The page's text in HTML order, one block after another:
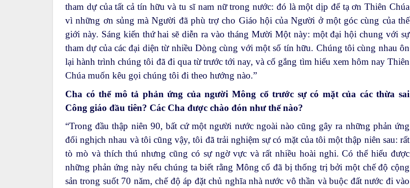
tham dự của tất cả tín hữu và tu sĩ nam nữ trong nước: đó là một dịp để tạ ơn Thiên Chúa
vì những ơn sủng mà Người đã phù trợ cho Giáo hội của Người ở một góc cùng của thế
giới này. Sáng kiến thứ hai sẽ diễn ra vào tháng Mười Một này: một đại hội chung với sự
tham dự của các đại diện từ nhiều Dòng cùng với một số tín hữu. Chúng tôi cùng nhau ôn
lại hành trình chúng tôi đã đi qua từ trước tới nay, và cố gắng tìm hiểu xem hôm nay Thiên
Chúa muốn kêu gọi chúng tôi đi theo hướng nào.”
Cha có thể mô tả phản ứng của người Mông cổ trước sự có mặt của các thừa sai
Công giáo đầu tiên? Các Cha được chào đón như thế nào?
“Trong đầu thập niên 90, bất cứ một người nước ngoài nào cũng gây ra những phản ứng
đối nghịch nhau và tôi cũng vậy, tôi đã trải nghiệm sự có mặt của tôi một thập niên sau: rất
tò mò và thích thú nhưng cũng có sự ngờ vực và rất nhiều hoài nghi. Có thể hiểu được
những phản ứng này nếu chúng ta biết rằng Mông cổ đã bị thống trị bởi một chế độ cộng
sản trong suốt 70 năm, chế độ áp đặt chủ nghĩa nhà nước vô thần và buộc đất nước đi vào